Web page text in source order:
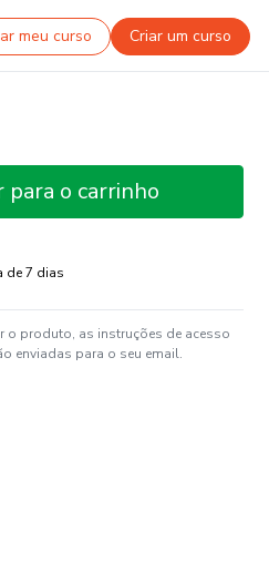
meu curso Criar um curso
para o carrinho
de 7 dias
o produto, as instruções de acesso
enviadas para o seu email.